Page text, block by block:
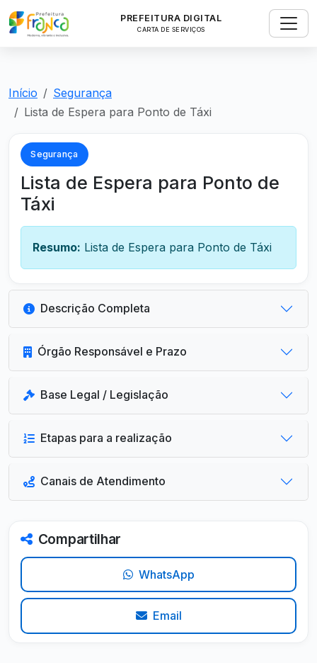
PREFEITURA DIGITAL
CARTA DE SERVIÇOS
Início
Segurança
Lista de Espera para Ponto de Táxi
Segurança
Lista de Espera para Ponto de
Táxi
Resumo: Lista de Espera para Ponto de Táxi
Descrição Completa
Órgão Responsável e Prazo
Base Legal / Legislação
Etapas para a realização
Canais de Atendimento
Compartilhar
WhatsApp
Email